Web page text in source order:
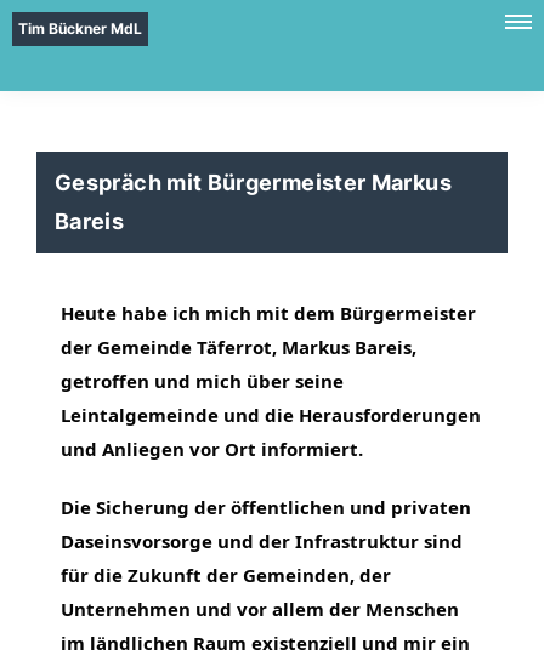
Tim Bückner MdL
Gespräch mit Bürgermeister Markus
Bareis
Heute habe ich mich mit dem Bürgermeister
der Gemeinde Täferrot, Markus Bareis,
getroffen und mich über seine
Leintalgemeinde und die Herausforderungen
und Anliegen vor Ort informiert.
Die Sicherung der öffentlichen und privaten
Daseinsvorsorge und der Infrastruktur sind
für die Zukunft der Gemeinden, der
Unternehmen und vor allem der Menschen
im ländlichen Raum existenziell und mir ein